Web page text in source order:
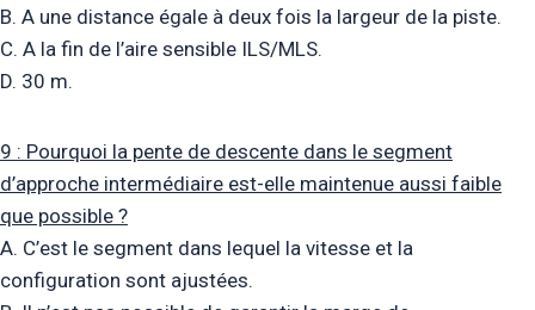
B. A une distance égale à deux fois la largeur de la piste.
C. A la fin de l’aire sensible ILS/MLS.
D. 30 m.
9 : Pourquoi la pente de descente dans le segment
d’approche intermédiaire est-elle maintenue aussi faible
que possible ?
A. C’est le segment dans lequel la vitesse et la
configuration sont ajustées.